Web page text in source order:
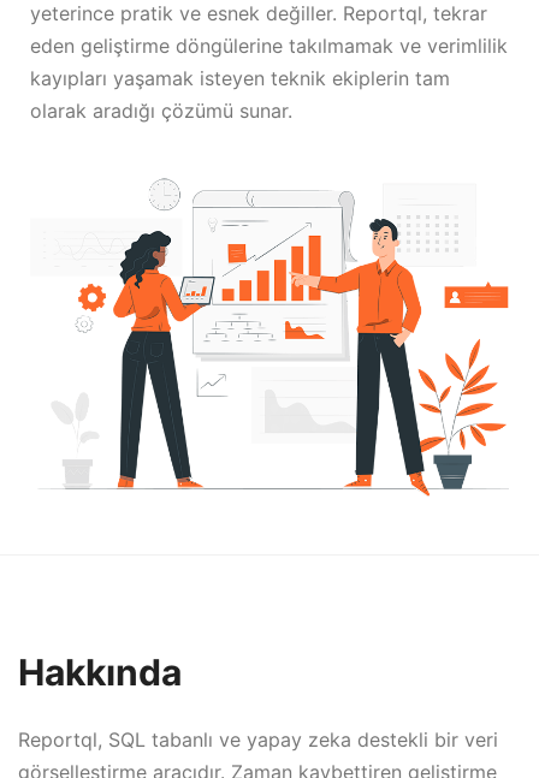
yeterince pratik ve esnek değiller. Reportql, tekrar
eden geliştirme döngülerine takılmamak ve verimlilik
kayıpları yaşamak isteyen teknik ekiplerin tam
olarak aradığı çözümü sunar.
Hakkında
Reportql, SQL tabanlı ve yapay zeka destekli bir veri
görselleştirme aracıdır. Zaman kaybettiren geliştirme